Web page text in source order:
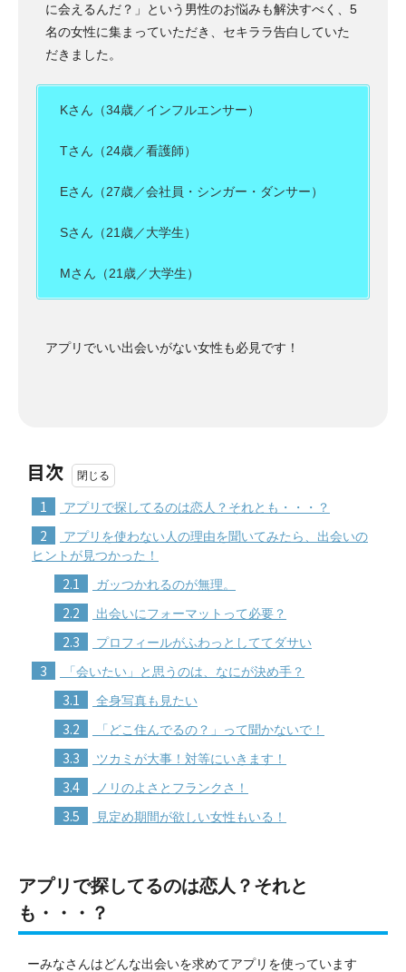
に会えるんだ？」という男性のお悩みも解決すべく、5
名の女性に集まっていただき、セキララ告白していた
だきました。
Kさん（34歳／インフルエンサー）
Tさん（24歳／看護師）
Eさん（27歳／会社員・シンガー・ダンサー）
Sさん（21歳／大学生）
Mさん（21歳／大学生）
アプリでいい出会いがない女性も必見です！
目次
1 アプリで探してるのは恋人？それとも・・・？
2
アプリを使わない人の理由を聞いてみたら、出会いの
ヒントが見つかった！
2.1 ガッつかれるのが無理。
2.2 出会いにフォーマットって必要？
2.3 プロフィールがふわっとしててダサい
3 「会いたい」と思うのは、なにが決め手？
3.1 全身写真も見たい
3.2 「どこ住んでるの？」って聞かないで！
3.3 ツカミが大事！対等にいきます！
3.4 ノリのよさとフランクさ！
3.5 見定め期間が欲しい女性もいる！
アプリで探してるのは恋人？それと
も・・・？
ーみなさんはどんな出会いを求めてアプリを使っています